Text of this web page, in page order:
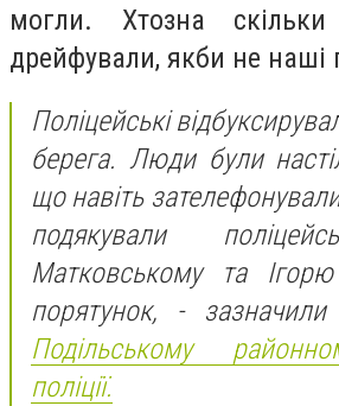
могли. Хтозна
дрейфували, якби не наші
Поліцейські
берега. Люди були
що навіть
подякували
Матковському та
порятунок, -
Подільському
поліції.